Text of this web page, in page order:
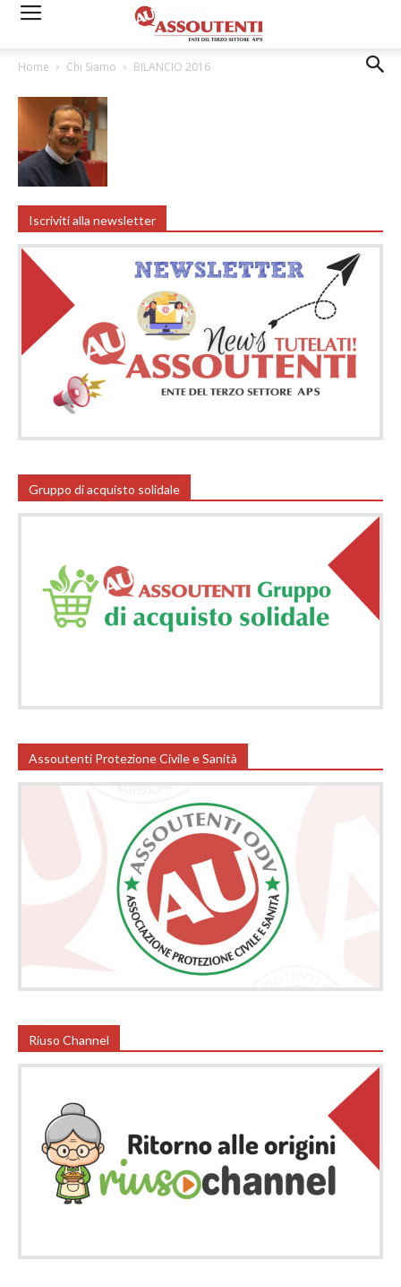
Home Chi Siamo BILANCIO 2016
Iscriviti alla newsletter
Gruppo di acquisto solidale
Assoutenti Protezione Civile e Sanità
Riuso Channel